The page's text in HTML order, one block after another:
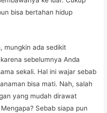
bisa bertahan hidup
mungkin ada sedikit
sebelumnya Anda
sekali. Hal ini wajar sebab
bisa mati. Nah, salah
yang mudah dirawat
Sebab siapa pun